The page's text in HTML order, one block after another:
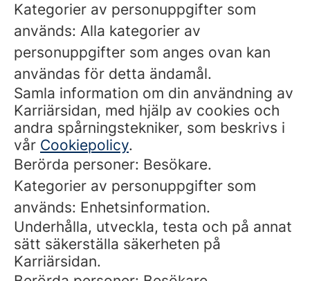
Kategorier av personuppgifter som
används: Alla kategorier av
personuppgifter som anges ovan kan
användas för detta ändamål.
Samla information om din användning av
Karriärsidan, med hjälp av cookies och
andra spårningstekniker, som beskrivs i
vår Cookiepolicy.
Berörda personer: Besökare.
Kategorier av personuppgifter som
används: Enhetsinformation.
Underhålla, utveckla, testa och på annat
sätt säkerställa säkerheten på
Karriärsidan.